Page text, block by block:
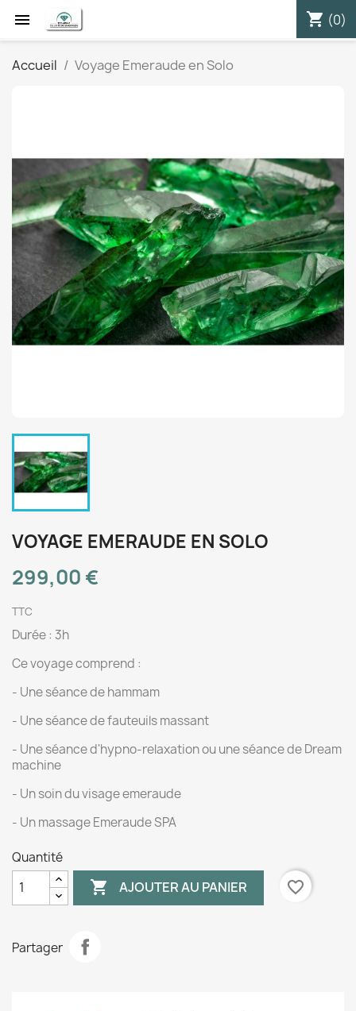
 shopping_cart (0)
Accueil Voyage Emeraude en Solo
VOYAGE EMERAUDE EN SOLO
299,00 €
TTC
Durée : 3h
Ce voyage comprend :
- Une séance de hammam
- Une séance de fauteuils massant
- Une séance d'hypno-relaxation ou une séance de Dream
machine
- Un soin du visage emeraude
- Un massage Emeraude SPA
Quantité
 AJOUTER AU PANIER favorite_border
Partager